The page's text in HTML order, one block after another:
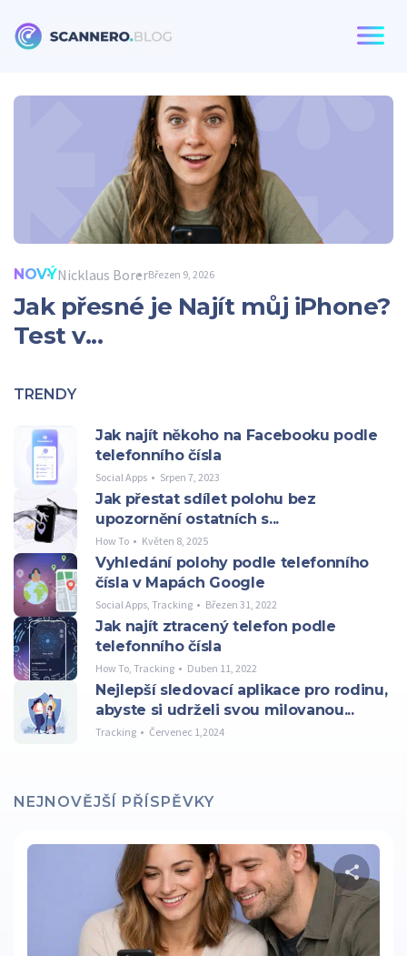
NOVÝNicklaus BorerBřezen 9, 2026
Jak přesné je Najít můj iPhone?
Test v...
TRENDY
Jak najít někoho na Facebooku podle
telefonního čísla
Social Apps Srpen 7, 2023
Jak přestat sdílet polohu bez
upozornění ostatních s...
How To Květen 8, 2025
Vyhledání polohy podle telefonního
čísla v Mapách Google
Social Apps, Tracking Březen 31, 2022
Jak najít ztracený telefon podle
telefonního čísla
How To, Tracking Duben 11, 2022
Nejlepší sledovací aplikace pro rodinu,
abyste si udrželi svou milovanou...
Tracking Červenec 1,2024
NEJNOVĚJŠÍ PŘÍSPĚVKY